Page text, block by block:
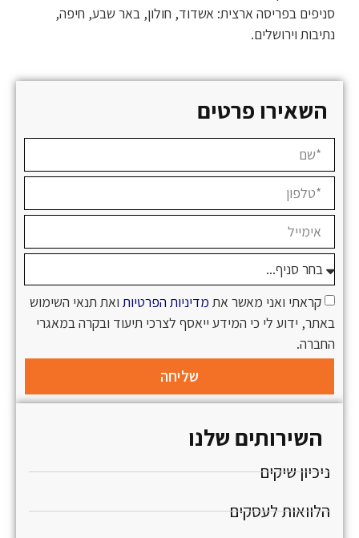
סניפים בפריסה ארצית: אשדוד, חולון, באר שבע, חיפה,
נתיבות וירושלים.
השאירו פרטים
קראתי ואני מאשר את מדיניות הפרטיות ואת תנאי השימוש
באתר, ידוע לי כי המידע ייאסף לצרכי תיעוד ובקרה במאגרי
החברה.
שליחה
השירותים שלנו
ניכיון שיקים
הלוואות לעסקים